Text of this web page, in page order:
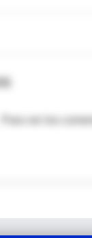
Para ver los